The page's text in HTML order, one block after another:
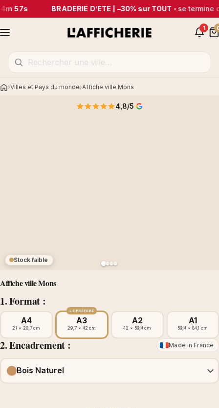
57s BRADERIE D’ÉTÉ | –30% sur TOUT•se termine
1
AccueilVilles et Pays du monde Affiche ville Mons
Affiche ville Mons
1. Format :
Stock faible
4,8/5
A4
21 × 29,7 cm
LE PRÉFÉRÉ
A3
29,7 × 42 cm
A2
42 × 59,4 cm
A1
59,4 × 84,1 cm
2. Encadrement : Made in France
Bois Naturel